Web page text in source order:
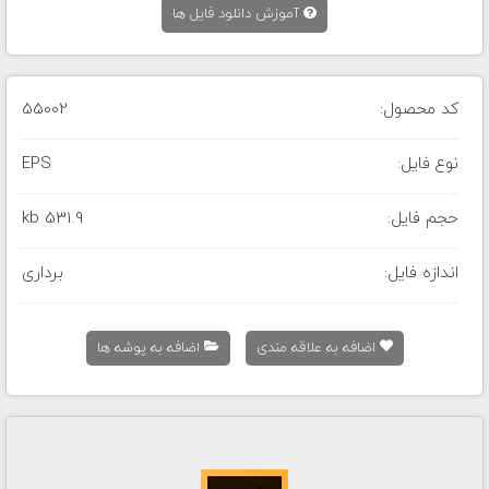
آموزش دانلود فایل ها
کد محصول: 55002
نوع فایل: EPS
حجم فایل: 531.9 kb
اندازه فایل: برداری
اضافه به علاقه مندی اضافه به پوشه ها